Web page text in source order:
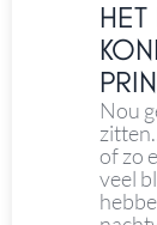
Nou
of zo
veel